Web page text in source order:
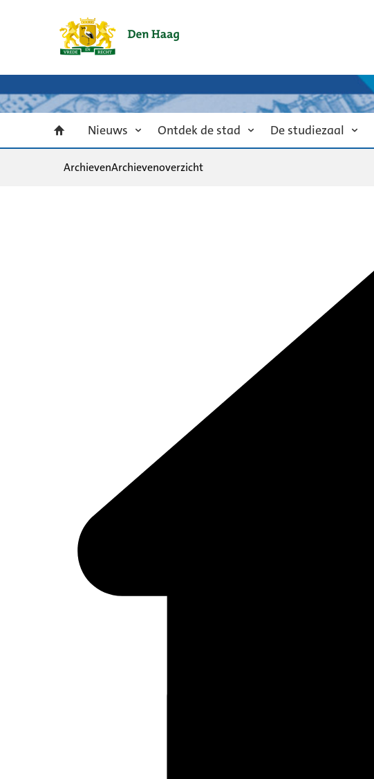
Nieuws Ontdek de stad De studiezaal
ArchievenArchievenoverzicht